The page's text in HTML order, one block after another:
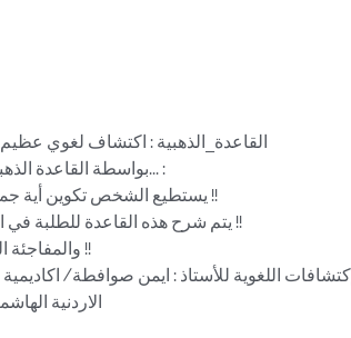
القاعدة_الذهبية : اكتشاف لغوي
بواسطة القاعدة
الاردنية الهاشمية تحت